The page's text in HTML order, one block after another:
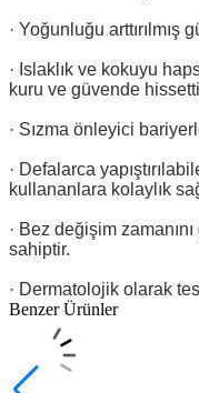
· Yoğunluğu
· Islaklık ve kokuyu
kuru ve güvende
· Sızma önleyici
· Defalarca
kullananlara kolaylık
· Bez değişim
sahiptir.
· Dermatolojik olarak
Benzer Ürünler